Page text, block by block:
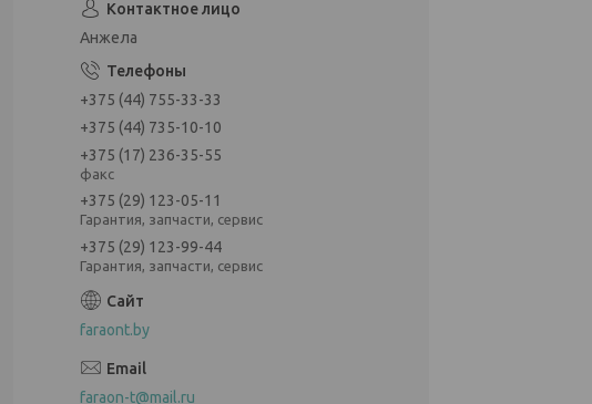
Анжела
+375 (44) 755-33-33
+375 (44) 735-10-10
+375 (17) 236-35-55
факс
+375 (29) 123-05-11
Гарантия, запчасти, сервис
+375 (29) 123-99-44
Гарантия, запчасти, сервис
faraont.by
faraon-t@mail.ru